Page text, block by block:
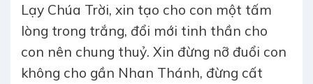
Lạy Chúa Trời, xin tạo cho con một tấm
lòng trong trắng, đổi mới tinh thần cho
con nên chung thuỷ. Xin đừng nỡ đuổi con
không cho gần Nhan Thánh, đừng cất